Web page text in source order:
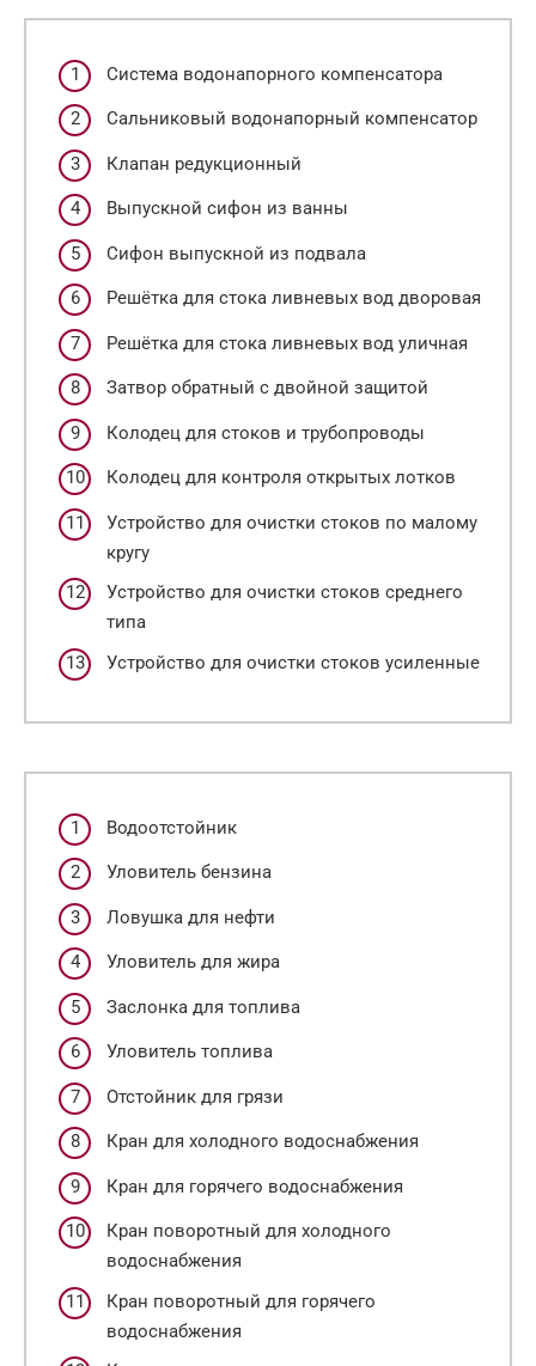
Система водонапорного компенсатора
Сальниковый водонапорный компенсатор
Клапан редукционный
Выпускной сифон из ванны
Сифон выпускной из подвала
Решётка для стока ливневых вод дворовая
Решётка для стока ливневых вод уличная
Затвор обратный с двойной защитой
Колодец для стоков и трубопроводы
Колодец для контроля открытых лотков
Устройство для очистки стоков по малому
кругу
Устройство для очистки стоков среднего
типа
Устройство для очистки стоков усиленные
Водоотстойник
Уловитель бензина
Ловушка для нефти
Уловитель для жира
Заслонка для топлива
Уловитель топлива
Отстойник для грязи
Кран для холодного водоснабжения
Кран для горячего водоснабжения
Кран поворотный для холодного
водоснабжения
Кран поворотный для горячего
водоснабжения